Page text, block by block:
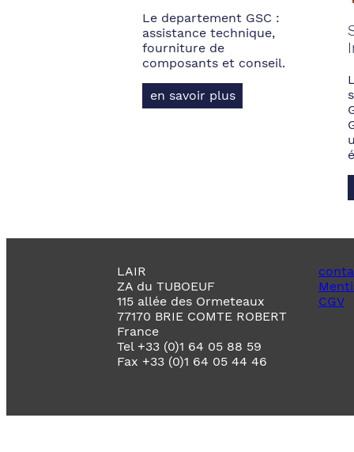
Le departement GSC :
assistance technique,
fourniture de
composants et conseil.
en savoir plus
LAIR
ZA du TUBOEUF
115 allée des Ormeteaux
77170 BRIE COMTE ROBERT
France
Tel +33 (0)1 64 05 88 59
Fax +33 (0)1 64 05 44 46
CGV